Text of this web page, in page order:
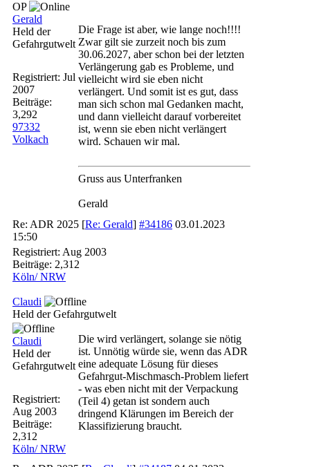
OP
Gerald
Held der
Gefahrgutwelt
Registriert: Jul
2007
Beiträge:
3,292
97332
Volkach
Die Frage ist aber, wie lange noch!!!!
Zwar gilt sie zurzeit noch bis zum
30.06.2027, aber schon bei der letzten
Verlängerung gab es Probleme, und
vielleicht wird sie eben nicht
verlängert. Und somit ist es gut, dass
man sich schon mal Gedanken macht,
und dann vielleicht darauf vorbereitet
ist, wenn sie eben nicht verlängert
wird. Schauen wir mal.
Gruss aus Unterfranken
Gerald
Re: ADR 2025 [Re: Gerald] #34186 03.01.2023
15:50
Registriert: Aug 2003
Beiträge: 2,312
Köln/ NRW
Claudi
Held der Gefahrgutwelt
Claudi
Held der
Gefahrgutwelt
Registriert:
Aug 2003
Beiträge:
2,312
Köln/ NRW
Die wird verlängert, solange sie nötig
ist. Unnötig würde sie, wenn das ADR
eine adequate Lösung für dieses
Gefahrgut-Mischmasch-Problem liefert
- was eben nicht mit der Verpackung
(Teil 4) getan ist sondern auch
dringend Klärungen im Bereich der
Klassifizierung braucht.